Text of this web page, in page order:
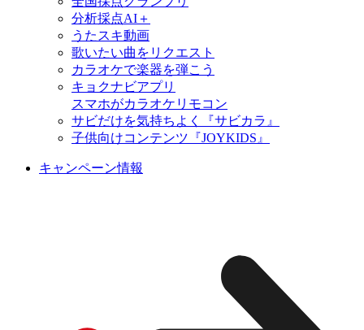
分析採点AI＋
うたスキ動画
歌いたい曲をリクエスト
カラオケで楽器を弾こう
キョクナビアプリ
スマホがカラオケリモコン
サビだけを気持ちよく『サビカラ』
子供向けコンテンツ『JOYKIDS』
キャンペーン情報